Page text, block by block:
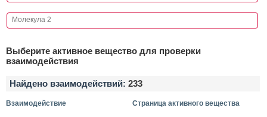
Выберите активное вещество для проверки
взаимодействия
Найдено взаимодействий: 233
Взаимодействие Страница активного вещества